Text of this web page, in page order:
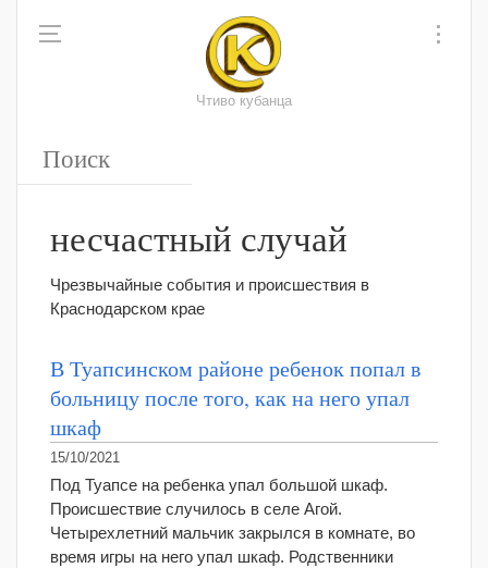
Чтиво кубанца
несчастный случай
Чрезвычайные события и происшествия в
Краснодарском крае
В Туапсинском районе ребенок попал в
больницу после того, как на него упал
шкаф
15/10/2021
Под Туапсе на ребенка упал большой шкаф.
Происшествие случилось в селе Агой.
Четырехлетний мальчик закрылся в комнате, во
время игры на него упал шкаф. Родственники